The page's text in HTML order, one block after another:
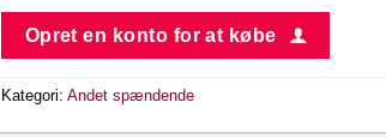
Opret en konto for at købe
Kategori: Andet spændende